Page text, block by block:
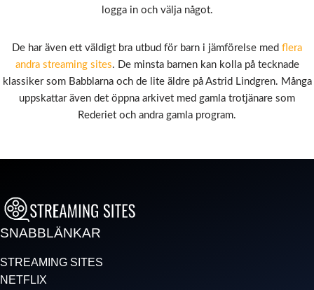
logga in och välja något.
De har även ett väldigt bra utbud för barn i jämförelse med flera
andra streaming sites. De minsta barnen kan kolla på tecknade
klassiker som Babblarna och de lite äldre på Astrid Lindgren. Många
uppskattar även det öppna arkivet med gamla trotjänare som
Rederiet och andra gamla program.
SNABBLÄNKAR
STREAMING SITES
NETFLIX